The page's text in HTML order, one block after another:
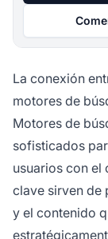
La conexión
motores de
Motores de
sofisticados
usuarios con el
clave sirven de
y el contenido